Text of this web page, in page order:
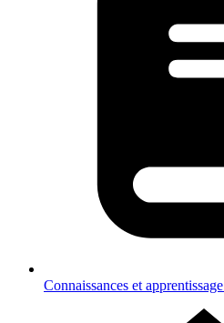
Connaissances et apprentissage